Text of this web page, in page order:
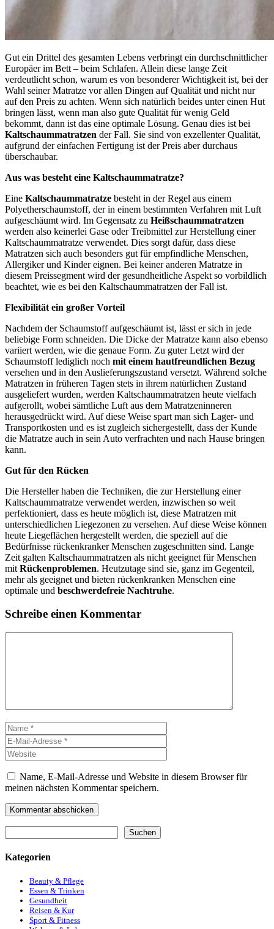
Gut ein Drittel des gesamten Lebens verbringt ein durchschnittlicher
Europäer im Bett – beim Schlafen. Allein diese lange Zeit
verdeutlicht schon, warum es von besonderer Wichtigkeit ist, bei der
Wahl seiner Matratze vor allen Dingen auf Qualität und nicht nur
auf den Preis zu achten. Wenn sich natürlich beides unter einen Hut
bringen lässt, wenn man also gute Qualität für wenig Geld
bekommt, dann ist das eine optimale Lösung. Genau dies ist bei
Kaltschaummatratzen der Fall. Sie sind von exzellenter Qualität,
aufgrund der einfachen Fertigung ist der Preis aber durchaus
überschaubar.
Aus was besteht eine Kaltschaummatratze?
Eine Kaltschaummatratze besteht in der Regel aus einem
Polyetherschaumstoff, der in einem bestimmten Verfahren mit Luft
aufgeschäumt wird. Im Gegensatz zu Heißschaummatratzen
werden also keinerlei Gase oder Treibmittel zur Herstellung einer
Kaltschaummatratze verwendet. Dies sorgt dafür, dass diese
Matratzen sich auch besonders gut für empfindliche Menschen,
Allergiker und Kinder eignen. Bei keiner anderen Matratze in
diesem Preissegment wird der gesundheitliche Aspekt so vorbildlich
beachtet, wie es bei den Kaltschaummatratzen der Fall ist.
Flexibilität ein großer Vorteil
Nachdem der Schaumstoff aufgeschäumt ist, lässt er sich in jede
beliebige Form schneiden. Die Dicke der Matratze kann also ebenso
variiert werden, wie die genaue Form. Zu guter Letzt wird der
Schaumstoff lediglich noch mit einem hautfreundlichen Bezug
versehen und in den Auslieferungszustand versetzt. Während solche
Matratzen in früheren Tagen stets in ihrem natürlichen Zustand
ausgeliefert wurden, werden Kaltschaummatratzen heute vielfach
aufgerollt, wobei sämtliche Luft aus dem Matratzeninneren
herausgedrückt wird. Auf diese Weise spart man sich Lager- und
Transportkosten und es ist zugleich sichergestellt, dass der Kunde
die Matratze auch in sein Auto verfrachten und nach Hause bringen
kann.
Gut für den Rücken
Die Hersteller haben die Techniken, die zur Herstellung einer
Kaltschaummatratze verwendet werden, inzwischen so weit
perfektioniert, dass es heute möglich ist, diese Matratzen mit
unterschiedlichen Liegezonen zu versehen. Auf diese Weise können
heute Liegeflächen hergestellt werden, die speziell auf die
Bedürfnisse rückenkranker Menschen zugeschnitten sind. Lange
Zeit galten Kaltschaummatratzen als nicht geeignet für Menschen
mit Rückenproblemen. Heutzutage sind sie, ganz im Gegenteil,
mehr als geeignet und bieten rückenkranken Menschen eine
optimale und beschwerdefreie Nachtruhe.
Schreibe einen Kommentar
Name
Mail-
Adresse
Name, E-Mail-Adresse und Website in diesem Browser für
meinen nächsten Kommentar speichern.
Suchen
Kategorien
Beauty & Pflege
Essen & Trinken
Gesundheit
Reisen & Kur
Sport & Fitness